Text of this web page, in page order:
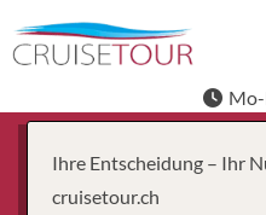
Ihre Entscheidung – Ihr
cruisetour.ch